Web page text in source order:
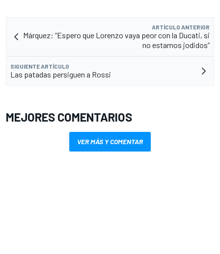
ARTÍCULO ANTERIOR
Márquez: “Espero que Lorenzo vaya peor con la Ducati, si
no estamos jodidos”
SIGUIENTE ARTÍCULO
Las patadas persiguen a Rossi
MEJORES COMENTARIOS
VER MÁS Y COMENTAR